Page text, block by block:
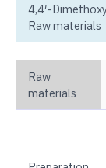
4,4′-
Raw materials
Raw
materials